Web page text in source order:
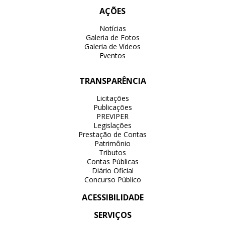
AÇÕES
Notícias
Galeria de Fotos
Galeria de Vídeos
Eventos
TRANSPARÊNCIA
Licitações
Publicações
PREVIPER
Legislações
Prestação de Contas
Patrimônio
Tributos
Contas Públicas
Diário Oficial
Concurso Público
ACESSIBILIDADE
SERVIÇOS